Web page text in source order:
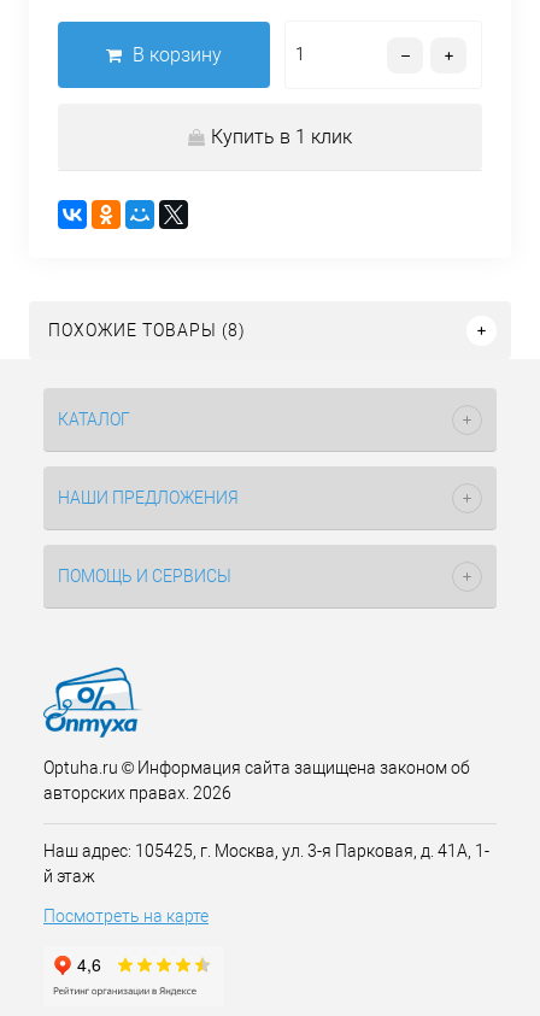
В корзину
Купить в 1 клик
ПОХОЖИЕ ТОВАРЫ (8)
КАТАЛОГ
НАШИ ПРЕДЛОЖЕНИЯ
ПОМОЩЬ И СЕРВИСЫ
Optuha.ru © Информация сайта защищена законом об
авторских правах. 2026
Наш адрес: 105425, г. Москва, ул. 3-я Парковая, д. 41А, 1-
й этаж
Посмотреть на карте